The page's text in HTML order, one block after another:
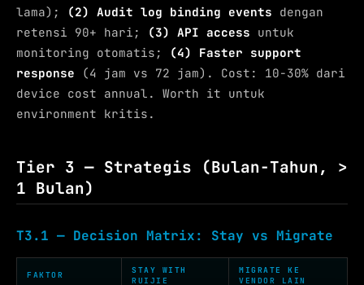
lama);
(2) Audit log binding events dengan
retensi 90+ hari;
(3) API access untuk
monitoring otomatis;
(4) Faster support
response (4 jam vs 72 jam). Cost: 10-30% dari
device cost annual. Worth it untuk
environment kritis.
Tier 3 — Strategis (Bulan-Tahun, >
1 Bulan)
T3.1 — Decision Matrix: Stay vs Migrate
FAKTOR
STAY WITH
RUIJIE
MIGRATE KE
VENDOR LAIN